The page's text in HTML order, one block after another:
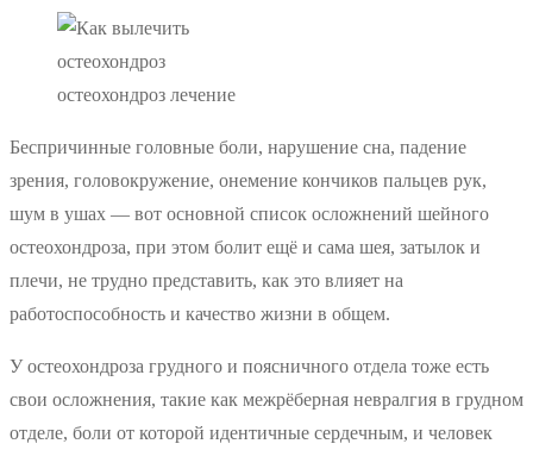
остеохондроз лечение
Беспричинные головные боли, нарушение сна, падение
зрения, головокружение, онемение кончиков пальцев рук,
шум в ушах — вот основной список осложнений шейного
остеохондроза, при этом болит ещё и сама шея, затылок и
плечи, не трудно представить, как это влияет на
работоспособность и качество жизни в общем.
У остеохондроза грудного и поясничного отдела тоже есть
свои осложнения, такие как межрёберная невралгия в грудном
отделе, боли от которой идентичные сердечным, и человек